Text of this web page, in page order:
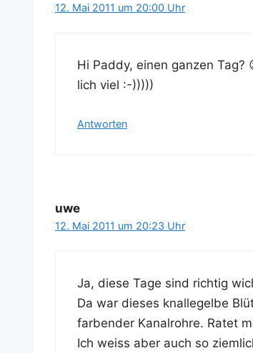
12. Mai 2011 um 20:00 Uhr
Hi Pad­dy, einen gan­zen
lich viel :-)))))
Antworten
uwe
12. Mai 2011 um 20:23 Uhr
Ja, die­se Tage sind rich­tig
Da war die­ses knal­le­gel­be
far­ben­der Kanal­roh­re. Ratet
Ich weiss aber auch so